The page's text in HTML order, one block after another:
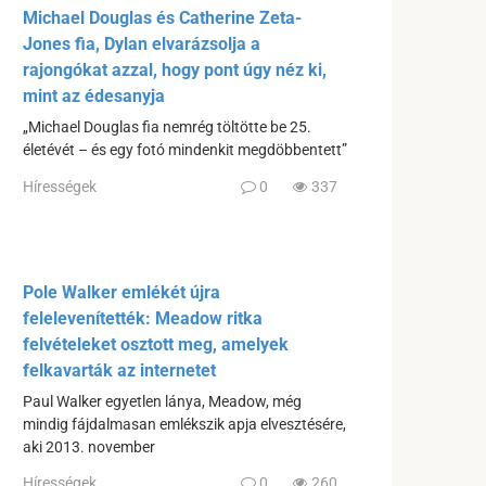
Michael Douglas és Catherine Zeta-
Jones fia, Dylan elvarázsolja a
rajongókat azzal, hogy pont úgy néz ki,
mint az édesanyja
„Michael Douglas fia nemrég töltötte be 25.
életévét – és egy fotó mindenkit megdöbbentett”
Hírességek 0 337
Pole Walker emlékét újra
felelevenítették: Meadow ritka
felvételeket osztott meg, amelyek
felkavarták az internetet
Paul Walker egyetlen lánya, Meadow, még
mindig fájdalmasan emlékszik apja elvesztésére,
aki 2013. november